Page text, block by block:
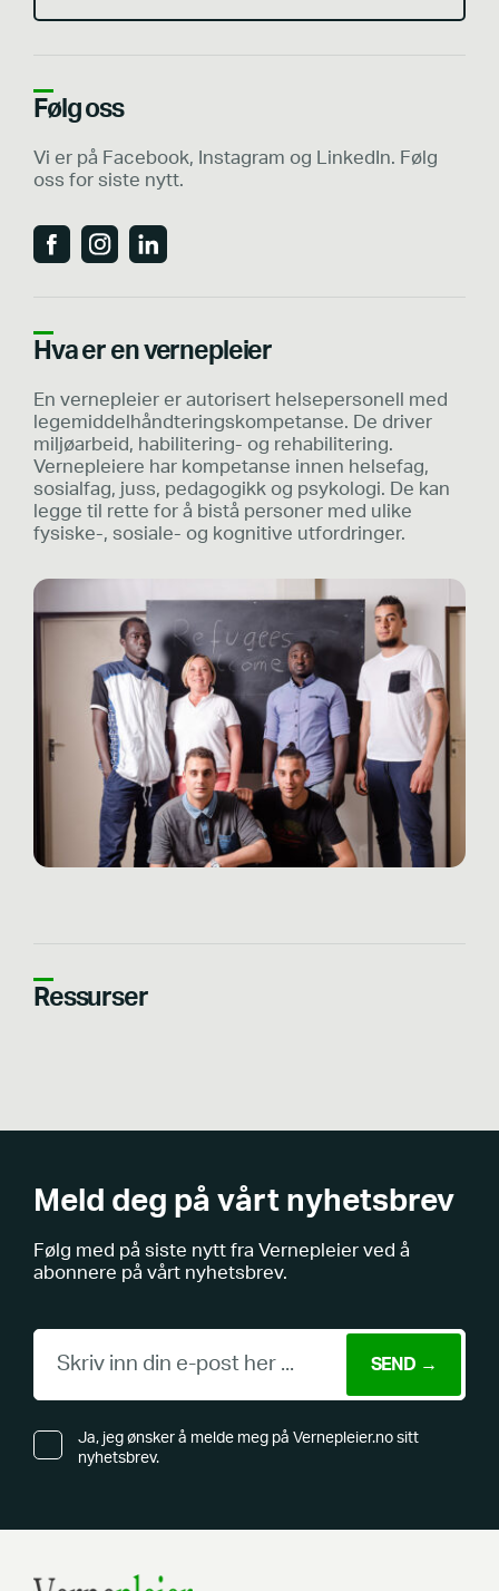
Følg oss
Vi er på Facebook, Instagram og LinkedIn. Følg
oss for siste nytt.
Hva er en vernepleier
En vernepleier er autorisert helsepersonell med
legemiddelhåndteringskompetanse. De driver
miljøarbeid, habilitering- og rehabilitering.
Vernepleiere har kompetanse innen helsefag,
sosialfag, juss, pedagogikk og psykologi. De kan
legge til rette for å bistå personer med ulike
fysiske-, sosiale- og kognitive utfordringer.
Ressurser
Meld deg på vårt nyhetsbrev
Følg med på siste nytt fra Vernepleier ved å
abonnere på vårt nyhetsbrev.
Ja, jeg ønsker å melde meg på Vernepleier.no sitt
nyhetsbrev.